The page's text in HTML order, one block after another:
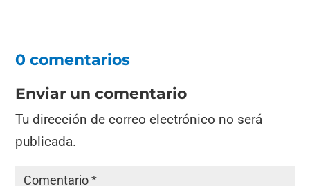
b
o
o
k
A
p
p
0 comentarios
Enviar un comentario
Tu dirección de correo electrónico no será
publicada.